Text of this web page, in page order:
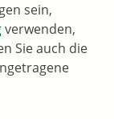
sein,
verwenden,
Sie auch die